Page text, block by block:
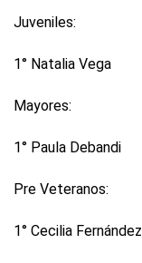
Juveniles:
1° Natalia Vega
Mayores:
1° Paula Debandi
Pre Veteranos:
1° Cecilia Fernández